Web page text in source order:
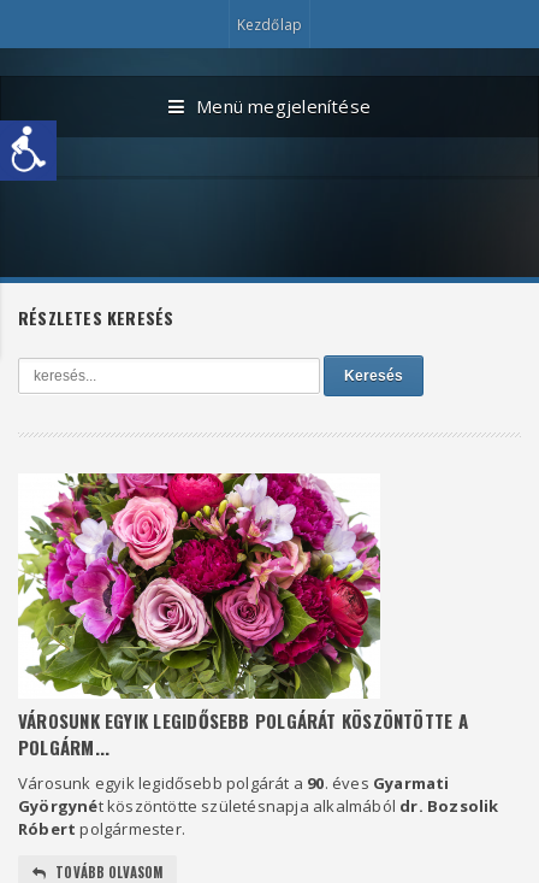
Kezdőlap
Menü megjelenítése
RÉSZLETES KERESÉS
Keresés
VÁROSUNK EGYIK LEGIDŐSEBB POLGÁRÁT KÖSZÖNTÖTTE A
POLGÁRM...
Városunk egyik legidősebb polgárát a 90. éves Gyarmati
Györgynét köszöntötte születésnapja alkalmából dr. Bozsolik
Róbert polgármester.
TOVÁBB OLVASOM